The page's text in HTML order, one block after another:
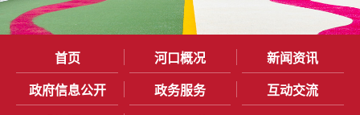
首页 河口概况 新闻资讯
政府信息公开 政务服务 互动交流